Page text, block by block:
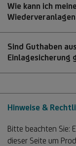
Wie kann ich
Sind Guthaben
Einlagesicherung
Hinweise &
Bitte beachten Sie:
dieser Seite um